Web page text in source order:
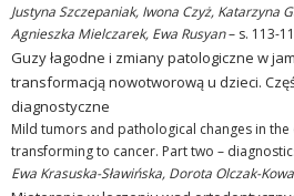
Justyna Szczepaniak, Iwona Czyż, Katarzyna
Agnieszka Mielczarek, Ewa Rusyan– s. 113-
Guzy łagodne i zmiany patologiczne w
transformacją nowotworową u dzieci.
diagnostyczne
Mild tumors and pathological changes in
transforming to cancer. Part two –
Ewa Krasuska-Sławińska, Dorota Olczak-